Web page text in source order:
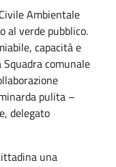
Ambientale
al verde pubblico.
capacità e
comunale
pulita –
delegato
una